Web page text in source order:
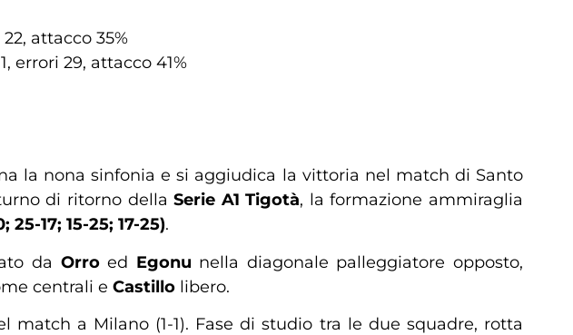
attacco 35%
errori 29, attacco 41%
la nona sinfonia e si aggiudica la vittoria nel match di Santo
di ritorno dellaSerie A1 Tigotà, la formazione ammiraglia
25-17; 15-25; 17-25).
da Orroed Egonu nella diagonale palleggiatore opposto,
centrali e Castillo libero.
a Milano (1-1). Fase di studio tra le due squadre, rotta